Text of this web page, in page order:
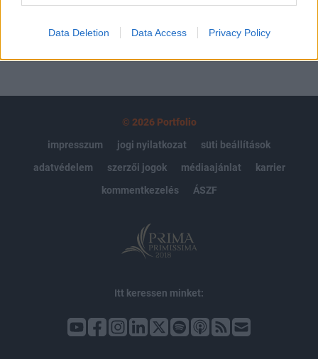
Data Deletion Data Access Privacy Policy
© 2026 Portfolio
impresszum
jogi nyilatkozat
süti beállítások
adatvédelem
szerzői jogok médiaajánlat
karrier
kommentkezelés
ÁSZF
Itt keressen minket: